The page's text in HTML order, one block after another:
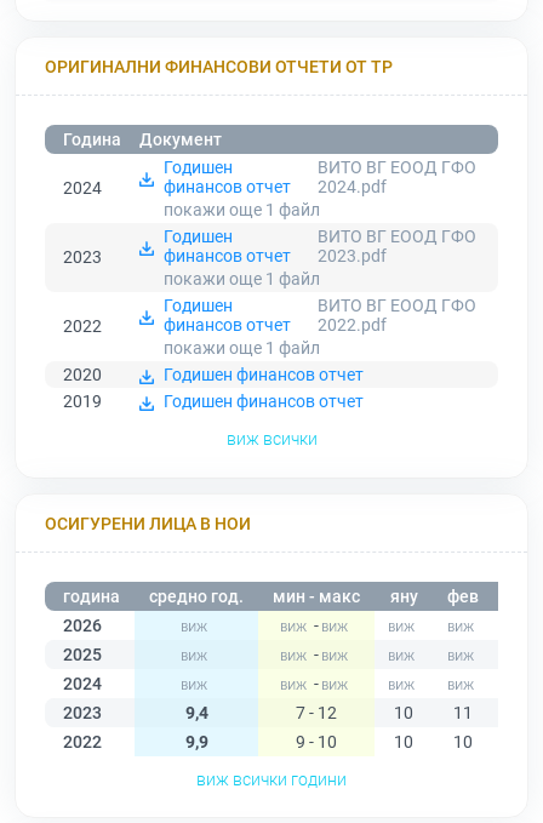
ОРИГИНАЛНИ ФИНАНСОВИ ОТЧЕТИ ОТ ТР
Година Документ
2024
Годишен
финансов отчет
ВИТО ВГ ЕООД ГФО
2024.pdf
покажи още 1 файл
2023
Годишен
финансов отчет
ВИТО ВГ ЕООД ГФО
2023.pdf
покажи още 1 файл
2022
Годишен
финансов отчет
ВИТО ВГ ЕООД ГФО
2022.pdf
покажи още 1 файл
2020
Годишен финансов отчет
2019
Годишен финансов отчет
виж всички
ОСИГУРЕНИ ЛИЦА В НОИ
година средно год. мин - макс яну фев
2026
-
2025
-
2024
-
2023
9,4 7 - 12 10 11
2022
9,9 9 - 10 10 10
виж всички години